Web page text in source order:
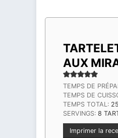
AUX
TEMPS DE
TEMPS DE
TEMPS TOTAL: 25
SERVINGS: 8
Imprimer la